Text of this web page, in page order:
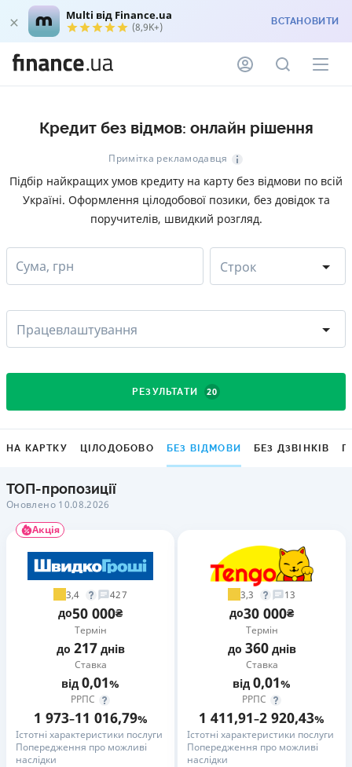
Multi від Finance.ua
(8,9K+) ВСТАНОВИТИ
Кредит без відмов: онлайн рішення
Примітка рекламодавця
Підбір найкращих умов кредиту на карту без відмови по всій
Україні. Оформлення цілодобової позики, без довідок та
поручителів, швидкий розгляд.
Сума, грн Строк
Працевлаштування
РЕЗУЛЬТАТИ 20
НА КАРТКУ ЦІЛОДОБОВО БЕЗ ВІДМОВИ БЕЗ ДЗВІНКІВ
ТОП-пропозиції
Оновлено 10.08.2026
Акція
3,4 427
до50 000₴
Термін
до 217днів
Ставка
від 0,01%
РРПС
1 973–11 016,79%
Істотні характеристики послуги
Попередження про можливі
наслідки
3,3 13
до30 000₴
Термін
до 360днів
Ставка
від 0,01%
РРПС
1 411,91–2 920,43%
Істотні характеристики послуги
Попередження про можливі
наслідки